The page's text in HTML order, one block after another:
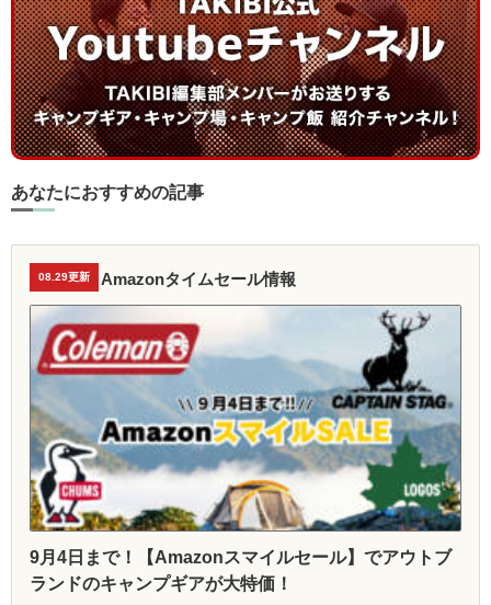
あなたにおすすめの記事
08.29更新 Amazonタイムセール情報
9月4日まで！【Amazonスマイルセール】でアウトブ
ランドのキャンプギアが大特価！